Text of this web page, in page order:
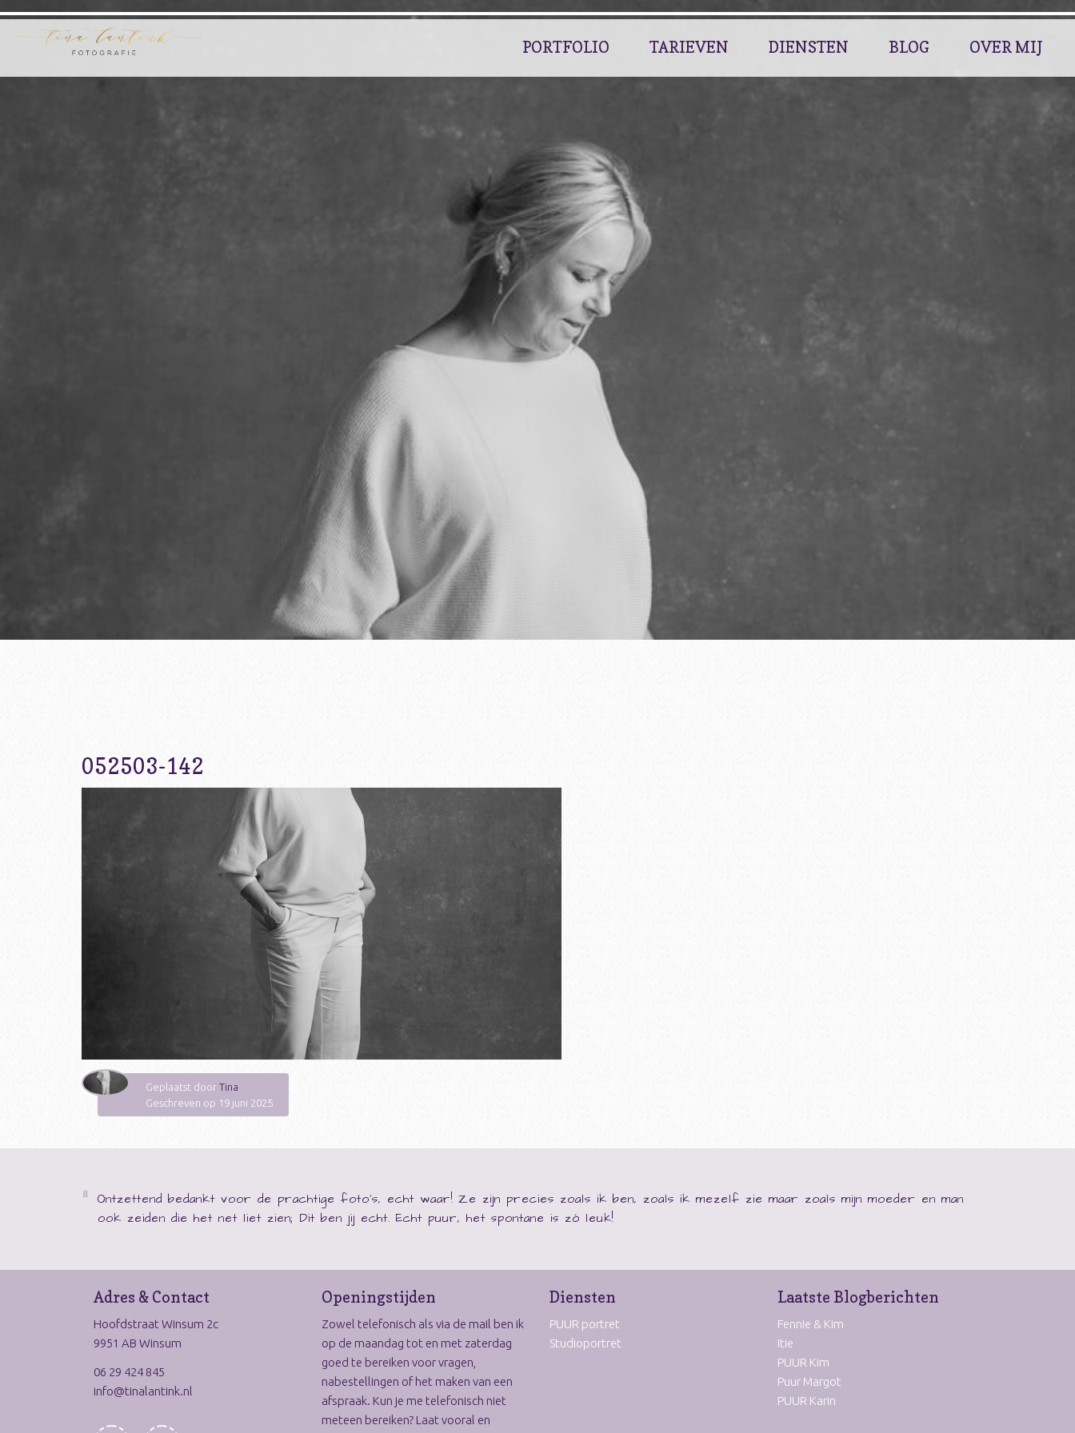
PORTFOLIO TARIEVEN DIENSTEN BLOG OVER MIJ
052503-142
Geplaatst door Tina
Geschreven op 19 juni 2025
Ontzettend bedankt voor de prachtige foto's, echt waar! Ze zijn precies zoals ik ben, zoals ik mezelf zie maar zoals mijn moeder en man
ook zeiden die het net liet zien; Dit ben jij echt. Echt puur, het spontane is zó leuk!
Adres & Contact
Hoofdstraat Winsum 2c
9951 AB Winsum
06 29 424 845
info@tinalantink.nl
Openingstijden
Zowel telefonisch als via de mail ben ik
op de maandag tot en met zaterdag
goed te bereiken voor vragen,
nabestellingen of het maken van een
afspraak. Kun je me telefonisch niet
meteen bereiken? Laat vooral en
Diensten
PUUR portret
Studioportret
Laatste Blogberichten
Fennie & Kim
Itie
PUUR Kim
Puur Margot
PUUR Karin